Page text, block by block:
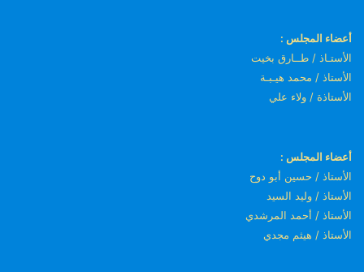
أعضاء المجلس :
الأستـاذ / طــارق بخيت
الأستاذ / محمد هيـبـة
الأستاذة / ولاء علي
أعضاء المجلس :
الأستاذ / حسين أبو دوح
الأستاذ / وليد السيد
الأستاذ / أحمد المرشدي
الأستاذ / هيثم مجدي